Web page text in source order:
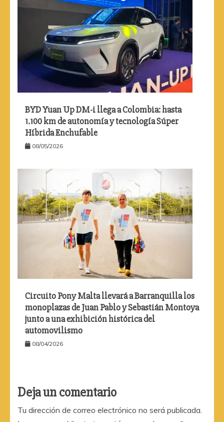
BYD Yuan Up DM-i llega a Colombia: hasta
1.100 km de autonomía y tecnología Súper
Híbrida Enchufable
08/05/2026
Circuito Pony Malta llevará a Barranquilla los
monoplazas de Juan Pablo y Sebastián Montoya
junto a una exhibición histórica del
automovilismo
08/04/2026
Deja un comentario
Tu dirección de correo electrónico no será publicada.